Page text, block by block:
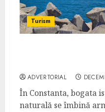
Turism
ADVERTORIAL
În Constanta, bogata
naturală se îmbină